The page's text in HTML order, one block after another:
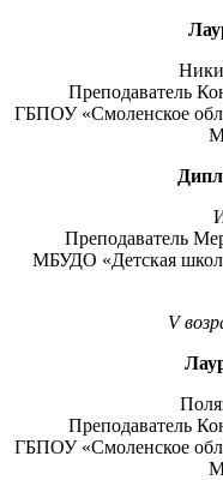
Преподаватель
ГБПОУ «Смоленское
Преподаватель
МБУДО «Детская
V
Преподаватель
ГБПОУ «Смоленское